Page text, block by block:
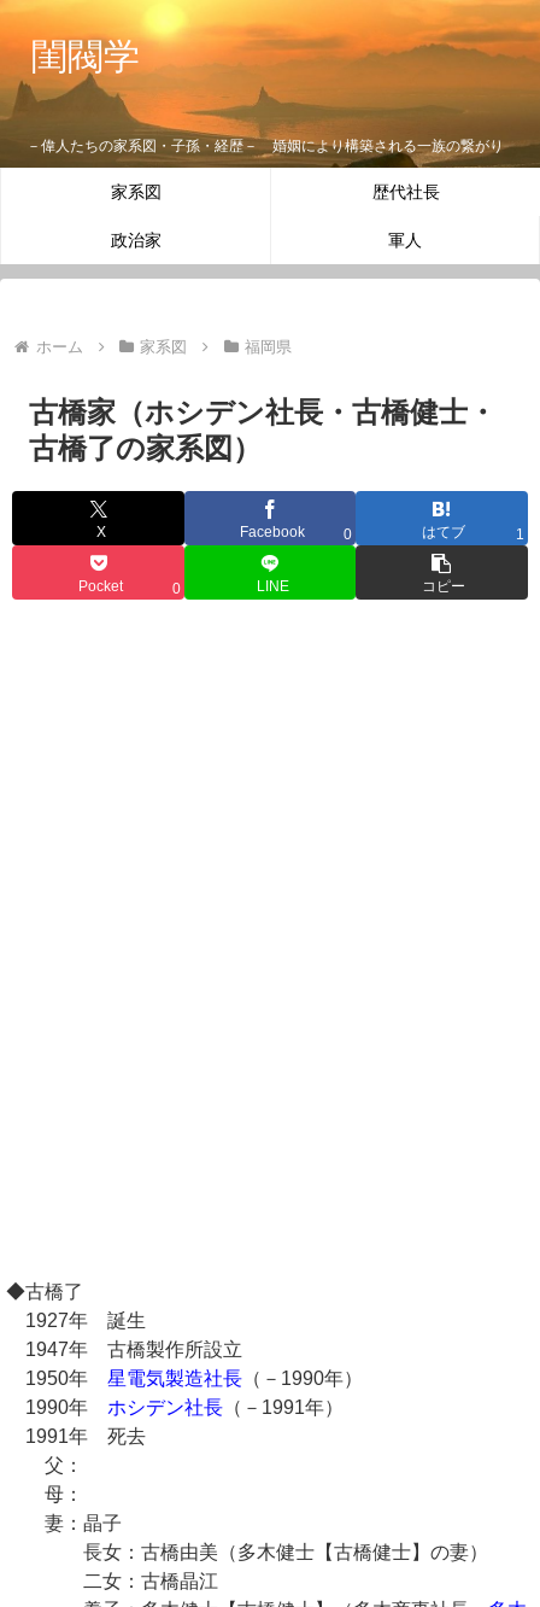
閨閥学
－偉人たちの家系図・子孫・経歴－ 婚姻により構築される一族の繋がり
家系図 歴代社長
政治家 軍人
ホーム 家系図 福岡県
古橋家（ホシデン社長・古橋健士・
古橋了の家系図）
X Facebook 0 はてブ 1
Pocket 0 LINE コピー
◆古橋了
1927年 誕生
1947年 古橋製作所設立
1950年 星電気製造社長（－1990年）
1990年 ホシデン社長（－1991年）
1991年 死去
父：
母：
妻：晶子
長女：古橋由美（多木健士【古橋健士】の妻）
二女：古橋晶江